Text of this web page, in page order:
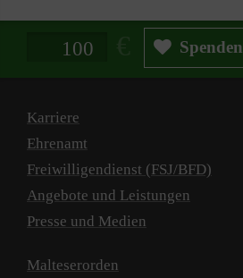
Spendenbetrag in Euro Spenden
Karriere
Ehrenamt
Freiwilligendienst (FSJ/BFD)
Angebote und Leistungen
Presse und Medien
Malteserorden